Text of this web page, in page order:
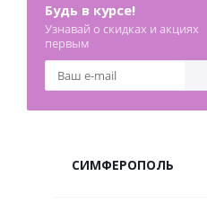
Будь в курсе!
Узнавай о скидках и акциях
первым
СИМФЕРОПОЛЬ